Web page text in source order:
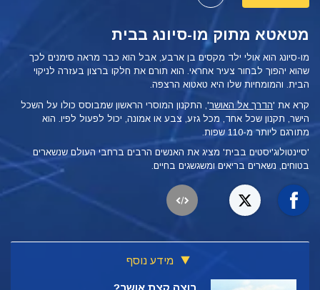
מטאטא מתוק מו-סיונג בבית
מו-סיונג הוא אולי ילד מקסים בן ארבע, אבל הוא כבר מראה סימנים לכך
שהוא יהפוך לבחור צעיר אחראי. הוא תורם את חלקו ברצון בעזרה לניקוי
הבית. והמומחיות שלו היא טאטוא הרצפה.
קרא את 'הדרך אל האושר', התקנון המוסרי הראשון שמבוסס כולו על השכל
הישר, תקנון שכל אחד, מכל גזע, צבע או אמונה, יכול לפעול לפיו. הוא
מתורגם ליותר מ-110 שפות.
'סיינטולוג'יסטים בבית' מציג את האנשים הרבים ברחבי העולם שנשארים
בטוחים, נשארים בריאים ומשגשגים בחיים.
מידע נוסף